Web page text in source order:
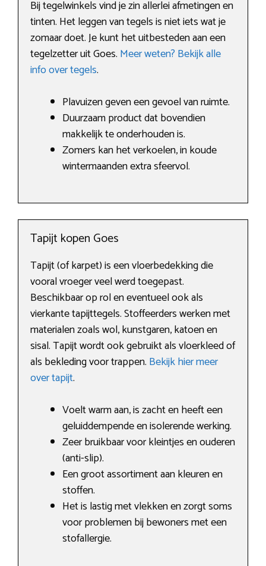
Bij tegelwinkels vind je zin allerlei afmetingen en
tinten. Het leggen van tegels is niet iets wat je
zomaar doet. Je kunt het uitbesteden aan een
tegelzetter uit Goes. Meer weten? Bekijk alle
info over tegels.
Plavuizen geven een gevoel van ruimte.
Duurzaam product dat bovendien
makkelijk te onderhouden is.
Zomers kan het verkoelen, in koude
wintermaanden extra sfeervol.
Tapijt kopen Goes
Tapijt (of karpet) is een vloerbedekking die
vooral vroeger veel werd toegepast.
Beschikbaar op rol en eventueel ook als
vierkante tapijttegels. Stoffeerders werken met
materialen zoals wol, kunstgaren, katoen en
sisal. Tapijt wordt ook gebruikt als vloerkleed of
als bekleding voor trappen. Bekijk hier meer
over tapijt.
Voelt warm aan, is zacht en heeft een
geluiddempende en isolerende werking.
Zeer bruikbaar voor kleintjes en ouderen
(anti-slip).
Een groot assortiment aan kleuren en
stoffen.
Het is lastig met vlekken en zorgt soms
voor problemen bij bewoners met een
stofallergie.